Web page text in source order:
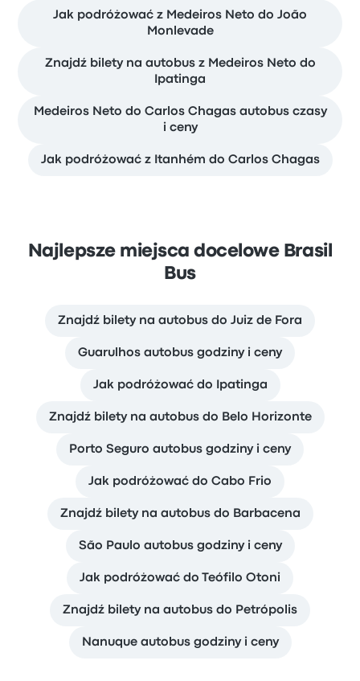
Jak podróżować z Medeiros Neto do João
Monlevade
Znajdź bilety na autobus z Medeiros Neto do
Ipatinga
Medeiros Neto do Carlos Chagas autobus czasy
i ceny
Jak podróżować z Itanhém do Carlos Chagas
Najlepsze miejsca docelowe Brasil
Bus
Znajdź bilety na autobus do Juiz de Fora
Guarulhos autobus godziny i ceny
Jak podróżować do Ipatinga
Znajdź bilety na autobus do Belo Horizonte
Porto Seguro autobus godziny i ceny
Jak podróżować do Cabo Frio
Znajdź bilety na autobus do Barbacena
São Paulo autobus godziny i ceny
Jak podróżować do Teófilo Otoni
Znajdź bilety na autobus do Petrópolis
Nanuque autobus godziny i ceny